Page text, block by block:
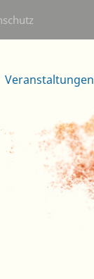
Veranstaltungen